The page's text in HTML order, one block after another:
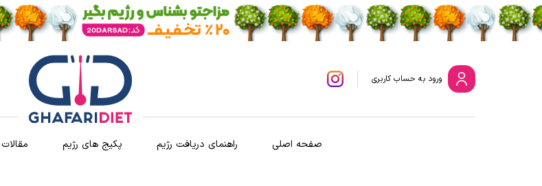
ورود به حساب کاربری
صفحه اصلی راهنمای دریافت رژیم پکیج های رژیم